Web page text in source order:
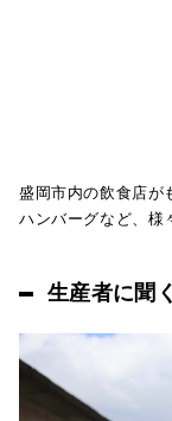
盛岡市内の飲食店が
ハンバーグなど、様
生産者に聞